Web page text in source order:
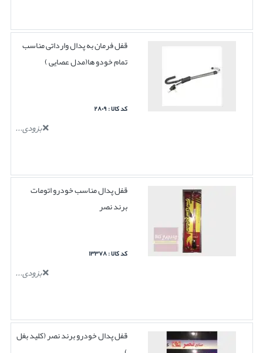
قفل فرمان به پدال وارداتی مناسب
تمام خودو ها(مدل عصایی )
کد کالا : ۲۸۰۹
بزودی...
قفل پدال مناسب خودرو اتومات
برند نصر
کد کالا : ۱۳۳۷۸
بزودی...
قفل پدال خودرو برند نصر (کلید بغل